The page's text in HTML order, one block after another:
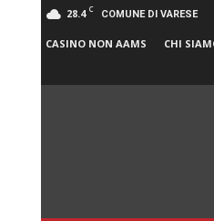
28.4 C COMUNE DI VARESE
CASINO NON AAMS CHI